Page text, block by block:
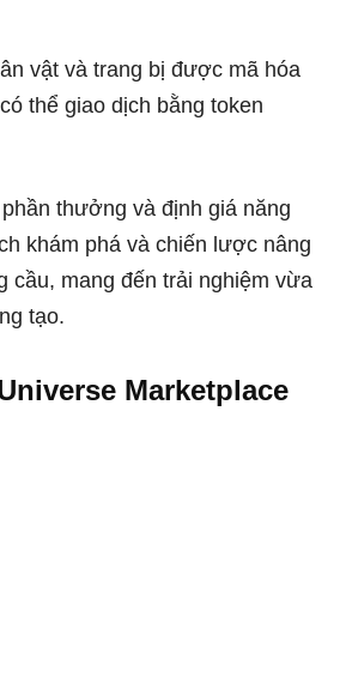
vật và trang bị được mã hóa
thể giao dịch bằng token
thưởng và định giá năng
khám phá và chiến lược nâng
cầu, mang đến trải nghiệm vừa
tạo.
Marketplace